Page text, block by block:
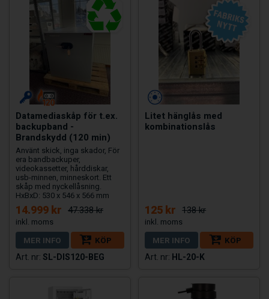
Datamediaskåp för t.ex.
backupband -
Brandskydd (120 min)
Använt skick, inga skador, För
era bandbackuper,
videokassetter, hårddiskar,
usb-minnen, minneskort. Ett
skåp med nyckellåsning.
HxBxD: 530 x 546 x 566 mm
14.999 kr 47.338 kr
MER INFO
KÖP
SL-DIS120-BEG
Litet hänglås med
kombinationslås
125 kr 138 kr
MER INFO
KÖP
HL-20-K